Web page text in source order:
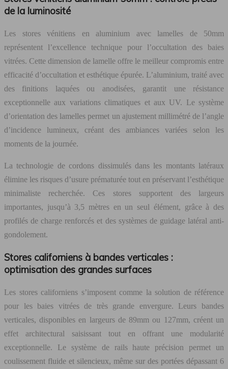
de la luminosité
Les stores vénitiens en aluminium avec lamelles de 50mm
représentent l’excellence technique pour l’occultation des baies
vitrées. Cette dimension de lamelle offre le meilleur compromis entre
efficacité d’occultation et esthétique épurée. L’aluminium, traité avec
des finitions laquées ou anodisées, garantit une résistance
exceptionnelle aux variations climatiques et aux UV. Le système
d’orientation des lamelles permet un ajustement millimétré de l’angle
d’incidence lumineux, créant des ambiances variées selon les
moments de la journée.
La technologie de cordons dissimulés dans les montants latéraux
élimine les risques d’usure prématurée tout en préservant l’esthétique
minimaliste recherchée. Ces stores supportent des largeurs
importantes, jusqu’à 3,5 mètres en un seul élément, grâce à des
profilés de charge renforcés et des systèmes de guidage latéral anti-
gondolement.
Stores californiens à bandes verticales :
optimisation des grandes surfaces
Les stores californiens s’imposent comme la solution de référence
pour les baies vitrées de très grande envergure. Leurs bandes
verticales, disponibles en largeurs de 89mm ou 127mm, créent un
effet architectural saisissant tout en offrant une modularité
exceptionnelle. Le système de rails haute précision permet un
coulissement fluide et silencieux, même sur des portées dépassant 6